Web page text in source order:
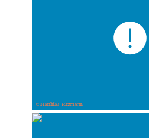
© Matthias Ritzmann